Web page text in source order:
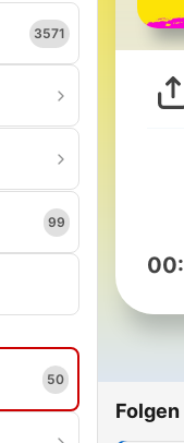
3571
99
50
Folgen